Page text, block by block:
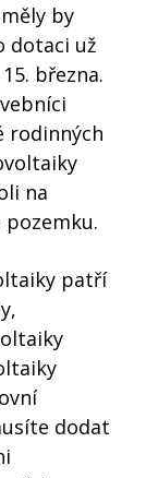
by
dotaci už
března.
rodinných
na
patří
dodat